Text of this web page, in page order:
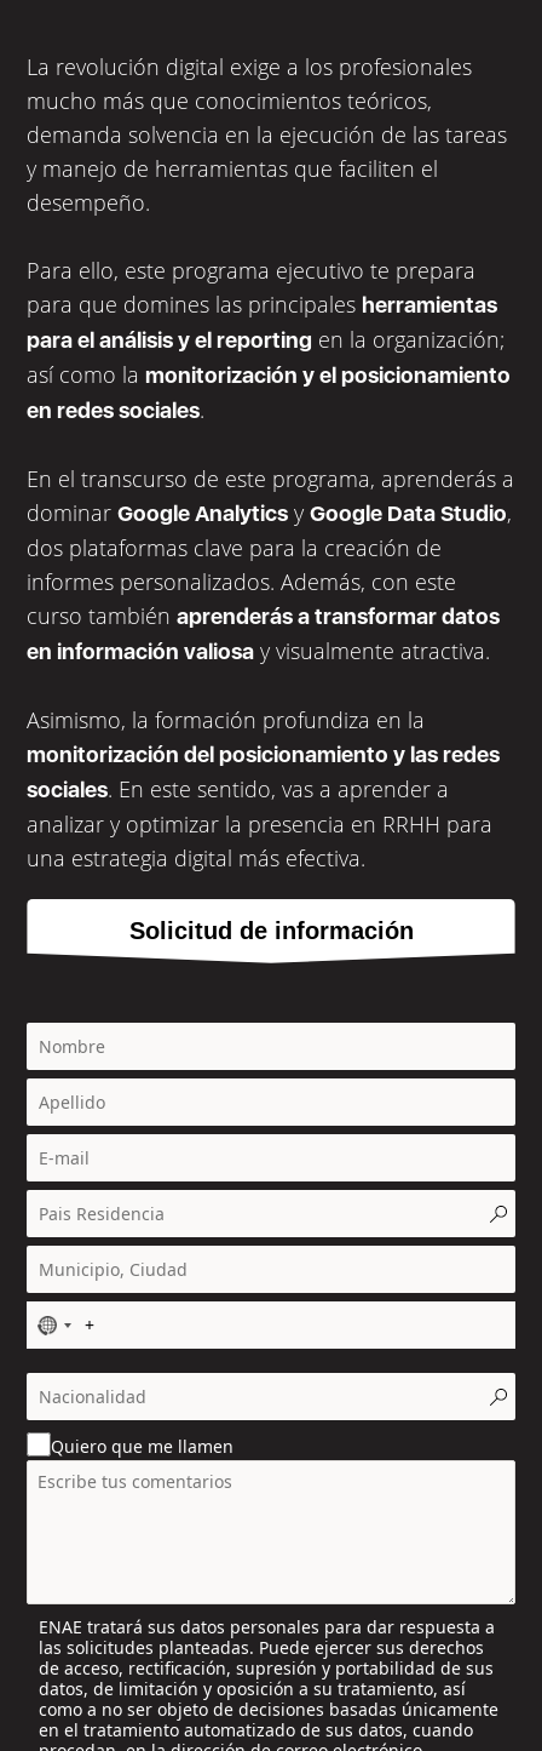
La revolución digital exige a los profesionales
mucho más que conocimientos teóricos,
demanda solvencia en la ejecución de las tareas
y manejo de herramientas que faciliten el
desempeño.
Para ello, este programa ejecutivo te prepara
para que domines las principales herramientas
para el análisis y el reporting en la organización;
así como lamonitorización y el posicionamiento
en redes sociales.
En el transcurso de este programa, aprenderás a
dominarGoogle Analytics yGoogle Data Studio,
dos plataformas clave para la creación de
informes personalizados. Además, con este
curso tambiénaprenderás a transformar datos
en información valiosa y visualmente atractiva.
Asimismo, la formación profundiza en la
monitorización del posicionamiento y las redes
sociales. En este sentido, vas a aprender a
analizar y optimizar la presencia en RRHH para
una estrategia digital más efectiva.
Solicitud de información
N
o
c
o
u
n
t
l
e
c
t
e
d
Quiero que me llamen
ENAE tratará sus datos personales para dar respuesta a
las solicitudes planteadas. Puede ejercer sus derechos
de acceso, rectificación, supresión y portabilidad de sus
datos, de limitación y oposición a su tratamiento, así
como a no ser objeto de decisiones basadas únicamente
en el tratamiento automatizado de sus datos, cuando